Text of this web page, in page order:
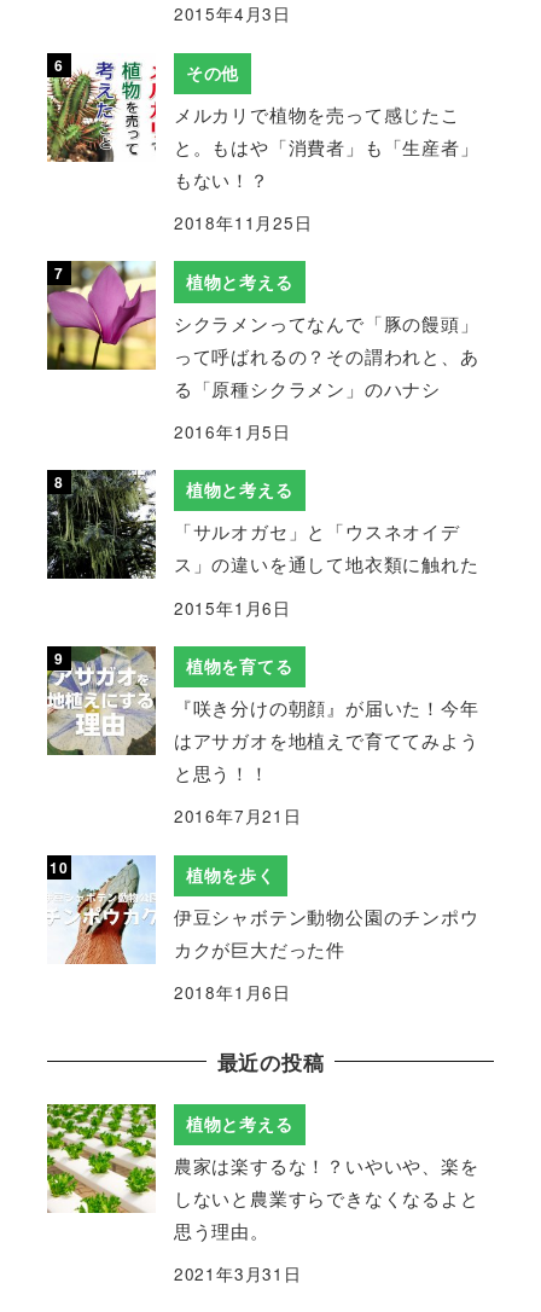
2015年4月3日
その他
メルカリで植物を売って感じたこ
と。もはや「消費者」も「生産者」
もない！？
2018年11月25日
植物と考える
シクラメンってなんで「豚の饅頭」
って呼ばれるの？その謂われと、あ
る「原種シクラメン」のハナシ
2016年1月5日
植物と考える
「サルオガセ」と「ウスネオイデ
ス」の違いを通して地衣類に触れた
2015年1月6日
植物を育てる
『咲き分けの朝顔』が届いた！今年
はアサガオを地植えで育ててみよう
と思う！！
2016年7月21日
植物を歩く
伊豆シャボテン動物公園のチンポウ
カクが巨大だった件
2018年1月6日
最近の投稿
植物と考える
農家は楽するな！？いやいや、楽を
しないと農業すらできなくなるよと
思う理由。
2021年3月31日